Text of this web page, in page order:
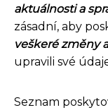
aktuálnosti a
zásadní, aby
veškeré změny
upravili své
Seznam